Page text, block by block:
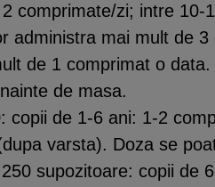
comprimate/zi; intre
administra mai mult de
de 1 comprimat o
de masa.
copii de 1-6 ani: 1-2
varsta). Doza se
supozitoare: copii de